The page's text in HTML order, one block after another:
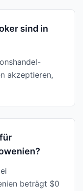
sind in
akzeptieren,
beträgt $0